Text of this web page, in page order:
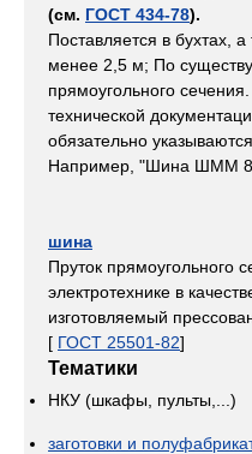
(см. ГОСТ 434-78).
Поставляется в бухтах,
менее 2,5 м; По
прямоугольного
технической
обязательно
Например, "Шина ШММ
шина
Пруток прямоугольного
электротехнике в
изготовляемый
[ ГОСТ 25501-82]
Тематики
НКУ (шкафы, пульты,...)
заготовки и